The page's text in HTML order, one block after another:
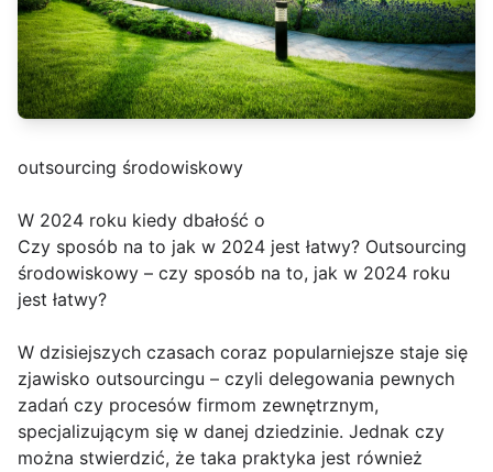
outsourcing środowiskowy
W 2024 roku kiedy dbałość o
Czy sposób na to jak w 2024 jest łatwy? Outsourcing
środowiskowy – czy sposób na to, jak w 2024 roku
jest łatwy?
W dzisiejszych czasach coraz popularniejsze staje się
zjawisko outsourcingu – czyli delegowania pewnych
zadań czy procesów firmom zewnętrznym,
specjalizującym się w danej dziedzinie. Jednak czy
można stwierdzić, że taka praktyka jest również